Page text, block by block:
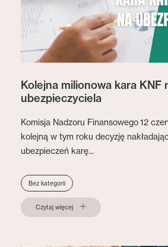
Kolejna milionowa kara KNF
ubezpieczyciela
Komisja Nadzoru Finansowego 12
kolejną w tym roku decyzję
ubezpieczeń karę...
Bez kategorii
Czytaj więcej